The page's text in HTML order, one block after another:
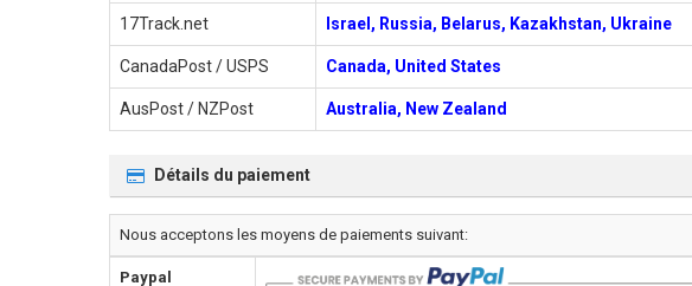
17Track.net Israel, Russia, Belarus, Kazakhstan, Ukraine
CanadaPost / USPS Canada, United States
AusPost / NZPost Australia, New Zealand
Détails du paiement
Nous acceptons les moyens de paiements suivant:
Paypal